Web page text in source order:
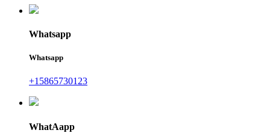
Whatsapp
Whatsapp
+15865730123
WhatAapp